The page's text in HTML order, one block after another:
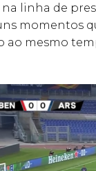
linha de
momentos
ao mesmo